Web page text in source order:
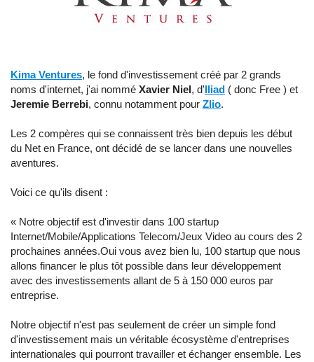
Kima Ventures, le fond d'investissement créé par 2 grands
noms d'internet, j'ai nommé Xavier Niel, d'Iliad ( donc Free ) et
Jeremie Berrebi, connu notamment pour Zlio.
Les 2 compères qui se connaissent très bien depuis les début
du Net en France, ont décidé de se lancer dans une nouvelles
aventures.
Voici ce qu'ils disent :
« Notre objectif est d'investir dans 100 startup
Internet/Mobile/Applications Telecom/Jeux Video au cours des 2
prochaines années.Oui vous avez bien lu, 100 startup que nous
allons financer le plus tôt possible dans leur développement
avec des investissements allant de 5 à 150 000 euros par
entreprise.
Notre objectif n'est pas seulement de créer un simple fond
d'investissement mais un véritable écosystème d'entreprises
internationales qui pourront travailler et échanger ensemble. Les